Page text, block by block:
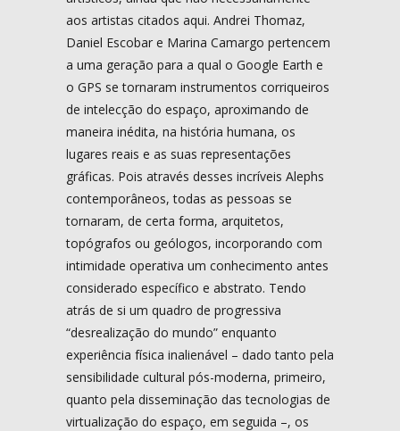
aos artistas citados aqui. Andrei Thomaz,
Daniel Escobar e Marina Camargo pertencem
a uma geração para a qual o Google Earth e
o GPS se tornaram instrumentos corriqueiros
de intelecção do espaço, aproximando de
maneira inédita, na história humana, os
lugares reais e as suas representações
gráficas. Pois através desses incríveis Alephs
contemporâneos, todas as pessoas se
tornaram, de certa forma, arquitetos,
topógrafos ou geólogos, incorporando com
intimidade operativa um conhecimento antes
considerado específico e abstrato. Tendo
atrás de si um quadro de progressiva
“desrealização do mundo” enquanto
experiência física inalienável – dado tanto pela
sensibilidade cultural pós-moderna, primeiro,
quanto pela disseminação das tecnologias de
virtualização do espaço, em seguida –, os